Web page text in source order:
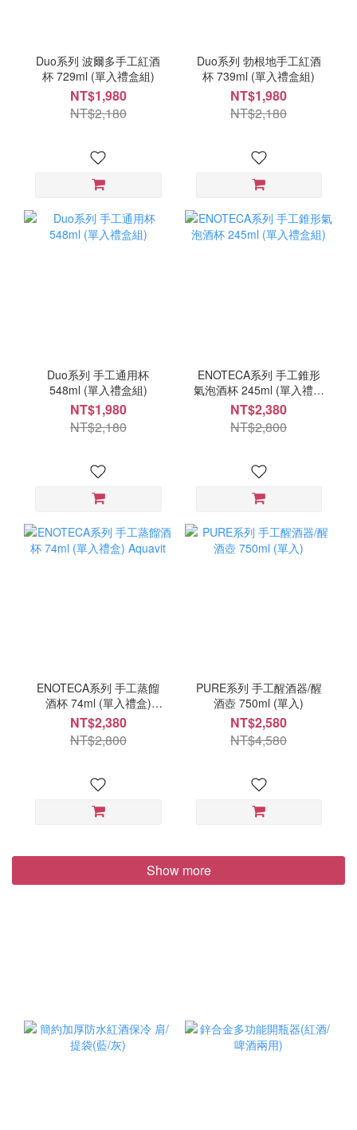
Duo系列 波爾多手工紅酒
杯 729ml (單入禮盒組)
NT$1,980
NT$2,180
Duo系列 勃根地手工紅酒
杯 739ml (單入禮盒組)
NT$1,980
NT$2,180
Duo系列 手工通用杯
548ml (單入禮盒組)
NT$1,980
NT$2,180
ENOTECA系列 手工錐形
氣泡酒杯 245ml (單入禮盒
組)
NT$2,380
NT$2,800
ENOTECA系列 手工蒸餾
酒杯 74ml (單入禮盒)
Aquavit
NT$2,380
NT$2,800
PURE系列 手工醒酒器/醒
酒壺 750ml (單入)
NT$2,580
NT$4,580
Show more